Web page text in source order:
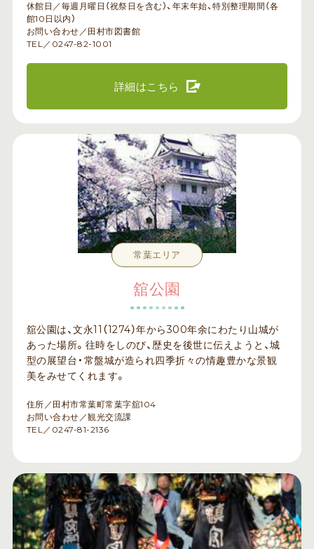
休館日／毎週月曜日（祝祭日を含む）、年末年始、特別整理期間（各
館10日以内）
お問い合わせ／田村市図書館
TEL／0247-82-1001
詳細はこちら
常葉エリア
舘公園
舘公園は、文永11（1274）年から300年余にわたり山城が
あった場所。往時をしのび、歴史を後世に伝えようと、城
型の展望台・常盤城が造られ四季折々の情趣豊かな景観
美をみせてくれます。
住所／田村市常葉町常葉字舘104
お問い合わせ／観光交流課
TEL／0247-81-2136